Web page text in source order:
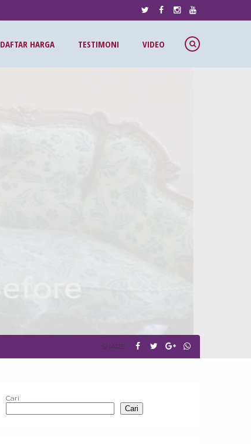
DAFTAR HARGA TESTIMONI VIDEO
SHARE :
Cari
Cari